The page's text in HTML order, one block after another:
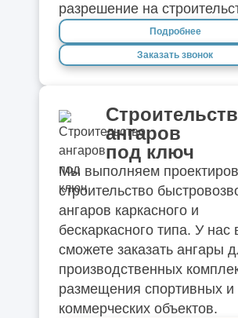
разрешение на
Подробнее
Заказать звонок
ангаров
под ключ
Мы выполняем
строительство
ангаров каркасного и
бескаркасного типа. У нас
сможете заказать ангары
производственных
размещения спортивных и
коммерческих объектов.